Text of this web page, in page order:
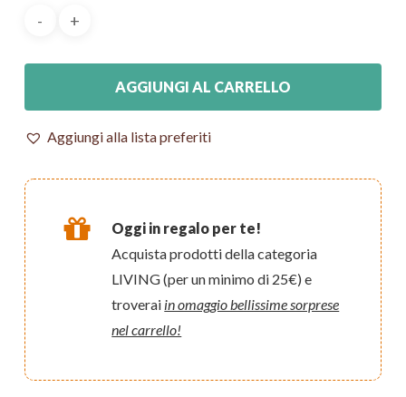
AGGIUNGI AL CARRELLO
Aggiungi alla lista preferiti
Oggi in regalo per te!
Acquista prodotti della categoria
LIVING (per un minimo di 25€) e
troverai in omaggio bellissime sorprese
nel carrello!